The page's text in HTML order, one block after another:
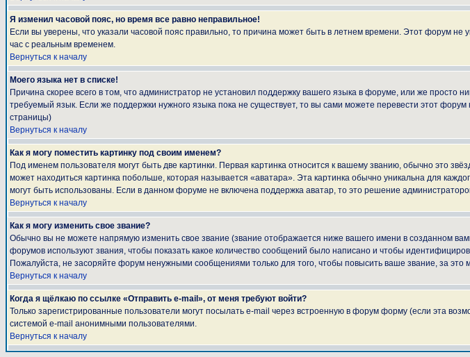
Я изменил часовой пояс, но время все равно неправильное!
Если вы уверены, что указали часовой пояс правильно, то причина может быть в летнем времени. Этот форум
час с реальным временем.
Вернуться к началу
Моего языка нет в списке!
Причина скорее всего в том, что администратор не установил поддержку вашего языка в форуме, или же
требуемый язык. Если же поддержки нужного языка пока не существует, то вы сами можете перевести этот
страницы)
Вернуться к началу
Как я могу поместить картинку под своим именем?
Под именем пользователя могут быть две картинки. Первая картинка относится к вашему званию, обычно это
может находиться картинка побольше, которая называется «аватара». Эта картинка обычно уникальна для
могут быть использованы. Если в данном форуме не включена поддержка аватар, то это решение
Вернуться к началу
Как я могу изменить свое звание?
Обычно вы не можете напрямую изменить свое звание (звание отображается ниже вашего имени в созданном
форумов используют звания, чтобы показать какое количество сообщений было написано и чтобы
Пожалуйста, не засоряйте форум ненужными сообщениями только для того, чтобы повысить ваше звание, за
Вернуться к началу
Когда я щёлкаю по ссылке «Отправить e-mail», от меня требуют войти?
Только зарегистрированные пользователи могут посылать e-mail через встроенную в форум форму (если эта
системой e-mail анонимными пользователями.
Вернуться к началу